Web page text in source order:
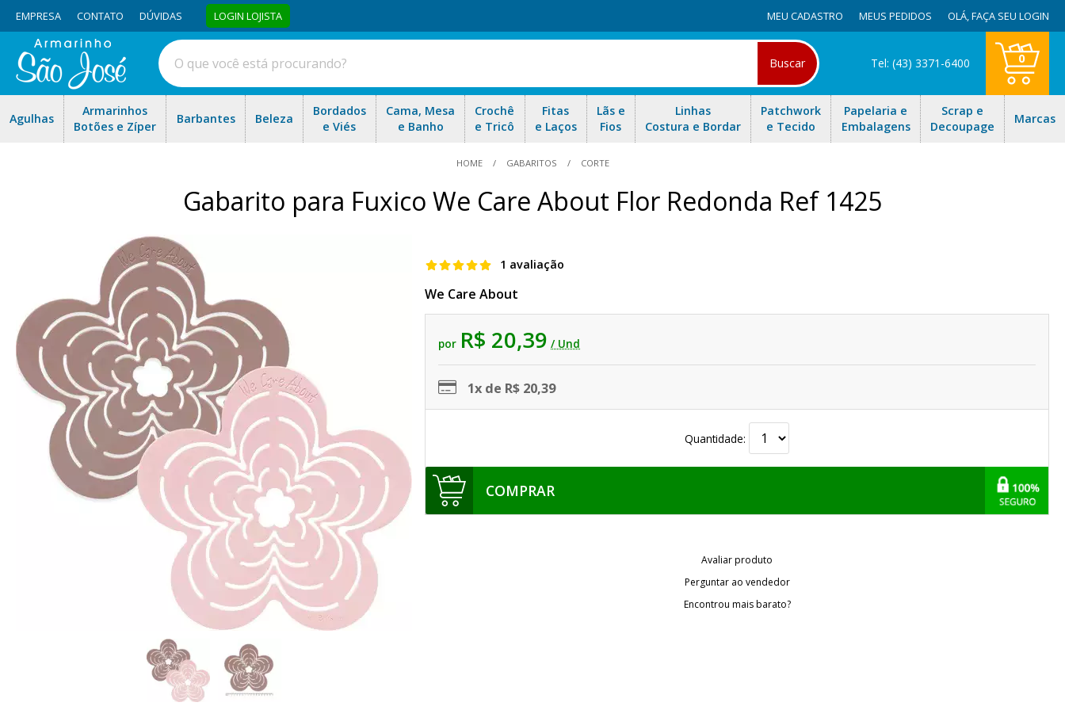
EMPRESA CONTATO DÚVIDAS LOGIN LOJISTA MEU CADASTRO MEUS PEDIDOS OLÁ,FAÇA SEU LOGIN
Buscar Tel: (43) 3371-6400 0
Agulhas
Armarinhos
Botões e Zíper
Barbantes Beleza
Bordados
e Viés
Cama, Mesa
e Banho
Crochê
e Tricô
Fitas
e Laços
Lãs e
Fios
Linhas
Costura e Bordar
Patchwork
e Tecido
Papelaria e
Embalagens
Scrap e
Decoupage
Marcas
HOME GABARITOS CORTE
Gabarito para Fuxico We Care About Flor Redonda Ref 1425
1 avaliação
We Care About
por R$ 20,39 / Und
1x de R$ 20,39
Quantidade:
COMPRAR
Avaliar produto
Perguntar ao vendedor
Encontrou mais barato?